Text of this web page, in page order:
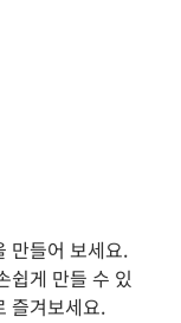
만들어 보세요.
쉽게 만들 수 있
즐겨보세요.